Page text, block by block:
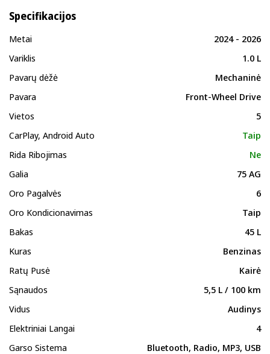
Specifikacijos
Metai
2024 - 2026
Variklis
1.0 L
Pavarų dėžė
Mechaninė
Pavara
Front-Wheel Drive
Vietos
5
CarPlay, Android Auto
Taip
Rida Ribojimas
Ne
Galia
75 AG
Oro Pagalvės
6
Oro Kondicionavimas
Taip
Bakas
45 L
Kuras
Benzinas
Ratų Pusė
Kairė
Sąnaudos
5,5 L / 100 km
Vidus
Audinys
Elektriniai Langai
4
Garso Sistema
Bluetooth, Radio, MP3, USB